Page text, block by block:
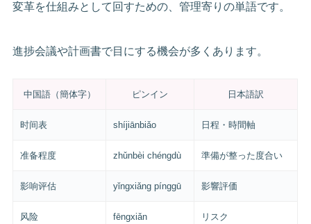
変革を仕組みとして回すための、管理寄りの単語です。
進捗会議や計画書で目にする機会が多くあります。
中国語（簡体字） ピンイン 日本語訳
时间表 shíjiānbiǎo 日程・時間軸
准备程度 zhǔnbèi chéngdù 準備が整った度合い
影响评估 yǐngxiǎng pínggū 影響評価
风险 fēngxiǎn リスク